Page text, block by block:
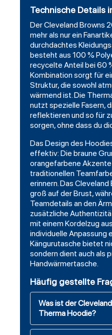
Technische Details
Der Cleveland Browns
mehr als nur ein
durchdachtes
besteht aus 100 %
recycelte Anteil bei 60
Kombination sorgt für
Struktur, die sowohl
wärmend ist. Die
nutzt spezielle Fasern,
reflektieren und so für
sorgen, ohne dass du
Das Design des
effektiv: Die braune
orangefarbene
traditionellen
erinnern. Das
groß auf der Brust,
Teamdetails an den
zusätzliche
mit einem Kordelzug
individuelle Anpassung
Kängurutasche bietet
sondern dient auch als
Handwärmertasche.
Häufig gestellte
Was ist der
Therma Hoodie?